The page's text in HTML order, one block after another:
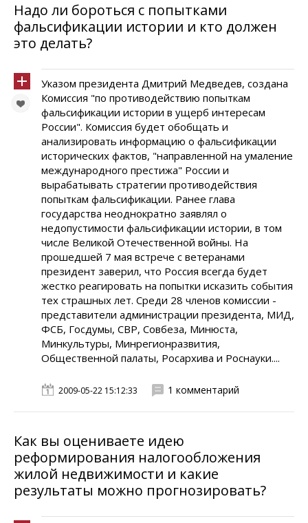
Надо ли бороться с попытками
фальсификации истории и кто должен
это делать?
Указом президента Дмитрий Медведев, создана
Комиссия "по противодействию попыткам
фальсификации истории в ущерб интересам
России". Комиссия будет обобщать и
анализировать информацию о фальсификации
исторических фактов, "направленной на умаление
международного престижа" России и
вырабатывать стратегии противодействия
попыткам фальсификации. Ранее глава
государства неоднократно заявлял о
недопустимости фальсификации истории, в том
числе Великой Отечественной войны. На
прошедшей 7 мая встрече с ветеранами
президент заверил, что Россия всегда будет
жестко реагировать на попытки исказить события
тех страшных лет. Среди 28 членов комиссии -
представители администрации президента, МИД,
ФСБ, Госдумы, СВР, Совбеза, Минюста,
Минкультуры, Минрегионразвития,
Общественной палаты, Росархива и Роснауки....
2009-05-22 15:12:33 1 комментарий
Как вы оцениваете идею
реформирования налогообложения
жилой недвижимости и какие
результаты можно прогнозировать?